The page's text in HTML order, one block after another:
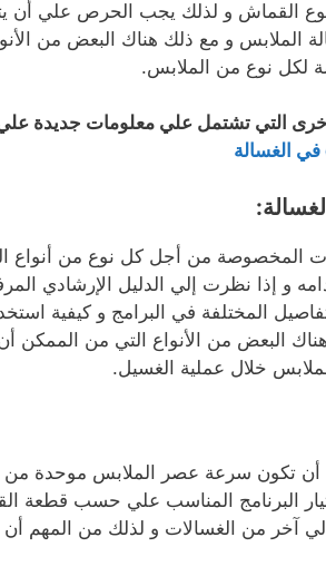
القماش و لذلك يجب الحرص علي أن
الملابس و مع ذلك هناك البعض من
لكل نوع من الملابس.
التي تشتمل علي معلومات جديدة
المخصوصة من أجل كل نوع من أنواع
و إذا نظرت إلي الدليل الإرشادي
المختلفة في البرامج و كيفية
البعض من الأنواع التي من الممكن
خلال عملية الغسيل.
أن تكون سرعة عصر الملابس موحدة
البرنامج المناسب علي حسب قطعة
آخر من الغسالات و لذلك من المهم أن